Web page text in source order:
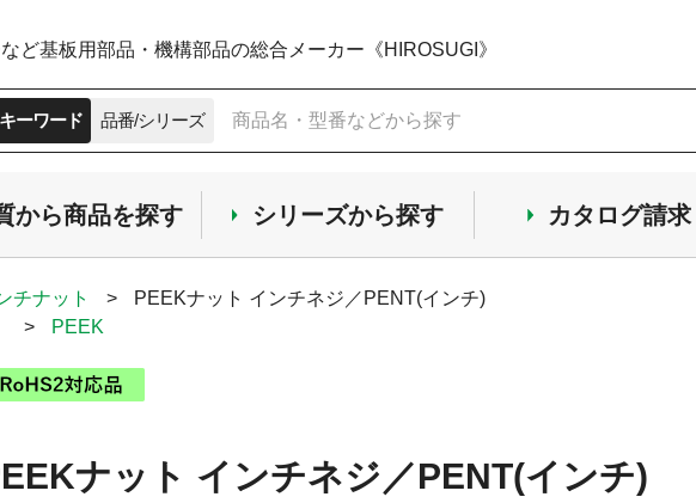
ど基板用部品・機構部品の総合メーカー《HIROSUGI》
キーワード 品番/シリーズ
から商品を探す シリーズから探す カタログ請求
チナット >
PEEKナット インチネジ／PENT(インチ)
> PEEK
ナット インチネジ／PENT(インチ)